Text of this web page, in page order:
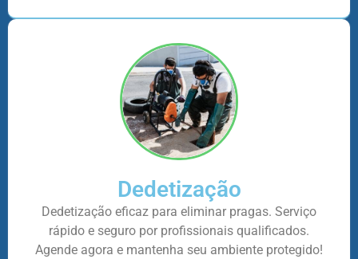
Dedetização
Dedetização eficaz para eliminar pragas. Serviço
rápido e seguro por profissionais qualificados.
Agende agora e mantenha seu ambiente protegido!